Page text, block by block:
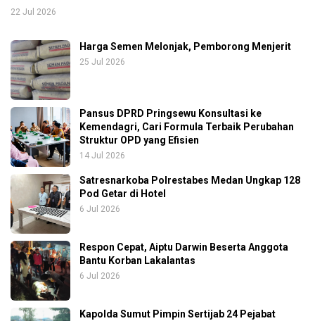
22 Jul 2026
Harga Semen Melonjak, Pemborong Menjerit
25 Jul 2026
Pansus DPRD Pringsewu Konsultasi ke
Kemendagri, Cari Formula Terbaik Perubahan
Struktur OPD yang Efisien
14 Jul 2026
Satresnarkoba Polrestabes Medan Ungkap 128
Pod Getar di Hotel
6 Jul 2026
Respon Cepat, Aiptu Darwin Beserta Anggota
Bantu Korban Lakalantas
6 Jul 2026
Kapolda Sumut Pimpin Sertijab 24 Pejabat